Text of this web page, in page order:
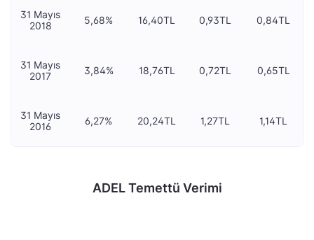
31 Mayıs
2018
5,68% 16,40TL 0,93TL 0,84TL
31 Mayıs
2017
3,84% 18,76TL 0,72TL 0,65TL
31 Mayıs
2016
6,27% 20,24TL 1,27TL 1,14TL
ADEL Temettü Verimi